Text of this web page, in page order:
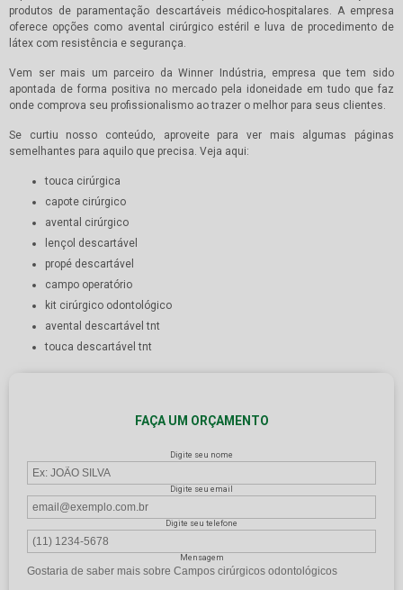
produtos de paramentação descartáveis médico-hospitalares. A empresa
oferece opções como avental cirúrgico estéril e luva de procedimento de
látex com resistência e segurança.
Vem ser mais um parceiro da Winner Indústria, empresa que tem sido
apontada de forma positiva no mercado pela idoneidade em tudo que faz
onde comprova seu profissionalismo ao trazer o melhor para seus clientes.
Se curtiu nosso conteúdo, aproveite para ver mais algumas páginas
semelhantes para aquilo que precisa. Veja aqui:
touca cirúrgica
capote cirúrgico
avental cirúrgico
lençol descartável
propé descartável
campo operatório
kit cirúrgico odontológico
avental descartável tnt
touca descartável tnt
FAÇA UM ORÇAMENTO
Digite seu nome
Digite seu email
Digite seu telefone
Mensagem